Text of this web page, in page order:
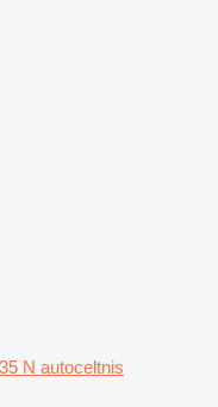
N autoceltnis